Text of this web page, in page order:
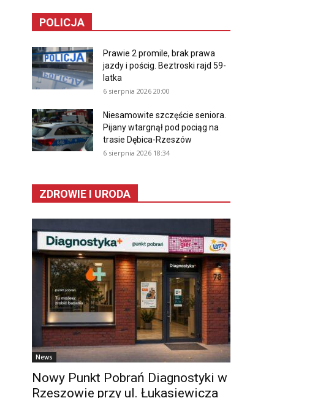
POLICJA
Prawie 2 promile, brak prawa
jazdy i pościg. Beztroski rajd 59-
latka
6 sierpnia 2026 20:00
Niesamowite szczęście seniora.
Pijany wtargnął pod pociąg na
trasie Dębica-Rzeszów
6 sierpnia 2026 18:34
ZDROWIE I URODA
News
Nowy Punkt Pobrań Diagnostyki w
Rzeszowie przy ul. Łukasiewicza